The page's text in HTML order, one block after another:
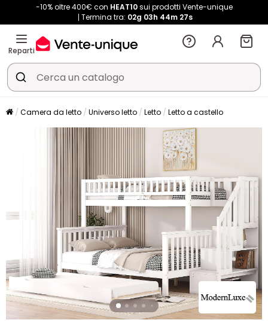
-10% oltre 400€ con HEAT10sui prodotti Vente-unique
Termina tra: 02g 03h 44m 27s
Reparti
Camera da letto Universo letto Letto Letto a castello